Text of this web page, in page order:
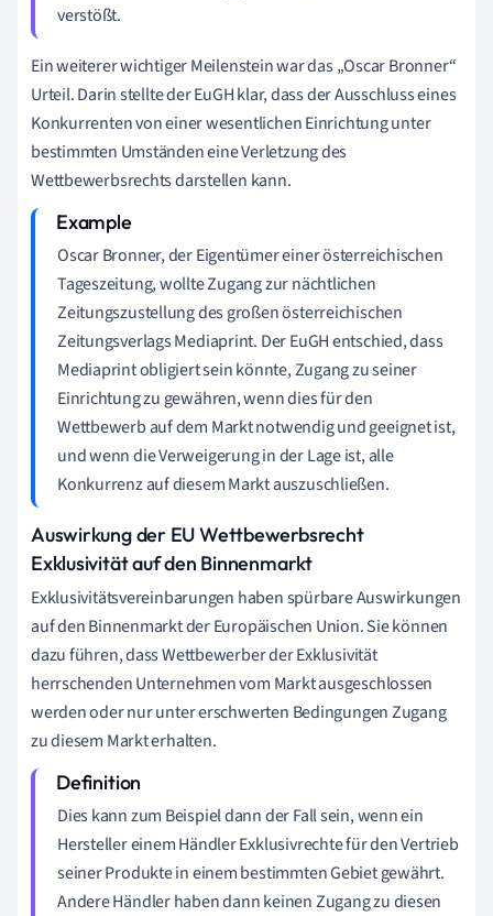
verstößt.
Ein weiterer wichtiger Meilenstein war das „Oscar Bronner“
Urteil. Darin stellte der EuGH klar, dass der Ausschluss eines
Konkurrenten von einer wesentlichen Einrichtung unter
bestimmten Umständen eine Verletzung des
Wettbewerbsrechts darstellen kann.
Oscar Bronner, der Eigentümer einer österreichischen
Tageszeitung, wollte Zugang zur nächtlichen
Zeitungszustellung des großen österreichischen
Zeitungsverlags Mediaprint. Der EuGH entschied, dass
Mediaprint obligiert sein könnte, Zugang zu seiner
Einrichtung zu gewähren, wenn dies für den
Wettbewerb auf dem Markt notwendig und geeignet ist,
und wenn die Verweigerung in der Lage ist, alle
Konkurrenz auf diesem Markt auszuschließen.
Auswirkung der EU Wettbewerbsrecht
Exklusivität auf den Binnenmarkt
Exklusivitätsvereinbarungen haben spürbare Auswirkungen
auf den Binnenmarkt der Europäischen Union. Sie können
dazu führen, dass Wettbewerber der Exklusivität
herrschenden Unternehmen vom Markt ausgeschlossen
werden oder nur unter erschwerten Bedingungen Zugang
zu diesem Markt erhalten.
Dies kann zum Beispiel dann der Fall sein, wenn ein
Hersteller einem Händler Exklusivrechte für den Vertrieb
seiner Produkte in einem bestimmten Gebiet gewährt.
Andere Händler haben dann keinen Zugang zu diesen